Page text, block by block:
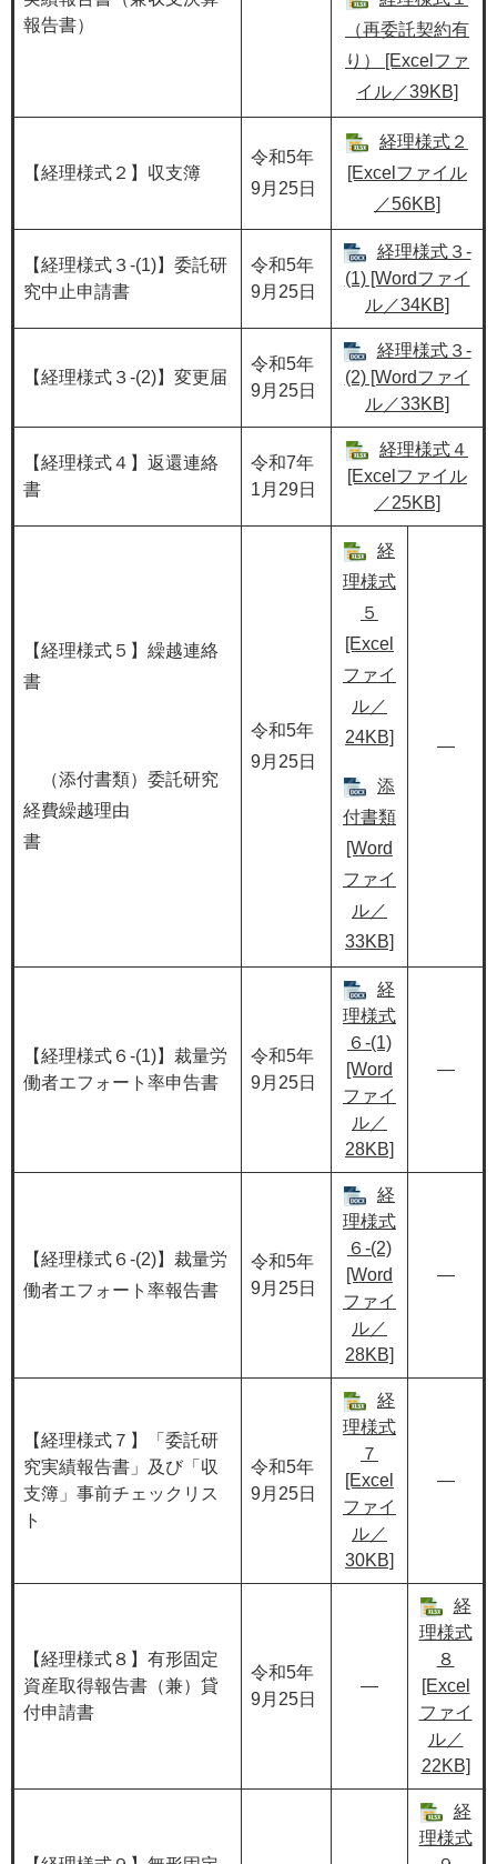
報告書）
（再委託契約有
り） [Excelファ
イル／39KB]
【経理様式２】収支簿
令和5年
9月25日
経理様式２
[Excelファイル
／56KB]
【経理様式３-(1)】委託研
究中止申請書
令和5年
9月25日
経理様式３-
(1) [Wordファイ
ル／34KB]
【経理様式３-(2)】変更届
令和5年
9月25日
経理様式３-
(2) [Wordファイ
ル／33KB]
【経理様式４】返還連絡
書
令和7年
1月29日
経理様式４
[Excelファイル
／25KB]
【経理様式５】繰越連絡
書
（添付書類）委託研究
経費繰越理由
書
令和5年
9月25日
経
理様式
５
[Excel
ファイ
ル／
24KB]
添
付書類
[Word
ファイ
ル／
33KB]
―
【経理様式６-(1)】裁量労
働者エフォート率申告書
令和5年
9月25日
経
理様式
６-(1)
[Word
ファイ
ル／
28KB]
―
【経理様式６-(2)】裁量労
働者エフォート率報告書
令和5年
9月25日
経
理様式
６-(2)
[Word
ファイ
ル／
28KB]
―
【経理様式７】「委託研
究実績報告書」及び「収
支簿」事前チェックリス
ト
令和5年
9月25日
経
理様式
７
[Excel
ファイ
ル／
30KB]
―
【経理様式８】有形固定
資産取得報告書（兼）貸
付申請書
令和5年
9月25日
―
経
理様式
８
[Excel
ファイ
ル／
22KB]
経
理様式